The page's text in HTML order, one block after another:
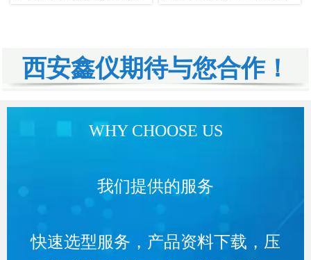
数转换电路即AD转换电路将模
拟信号转换为数字信号，再由
处理单元如单片机或PC机等进
确度高、稳定性好、适用范围
广等优点，广泛应用于各类工
西安鑫仪期待与您合作！
WHY CHOOSE US
我们提供的服务
快速选型服务，产品资料下载，压